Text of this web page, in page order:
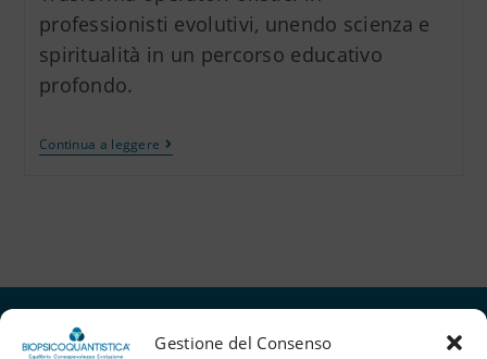
Gestione del Consenso
professionisti evolutivi, unendo scienza e
spiritualità in un percorso educativo
profondo.
Continua a leggere